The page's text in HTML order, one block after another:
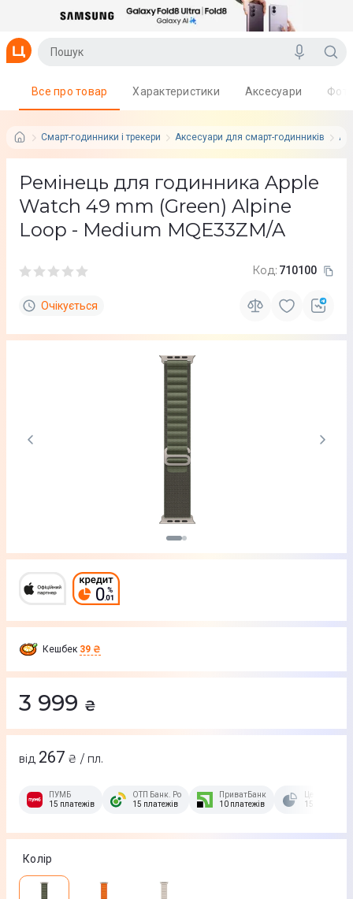
Смарт-годинники і трекери Аксесуари для смарт-годинників
Все про товар Характеристики Аксесуари
Ремінець для годинника Apple
Watch 49 mm (Green) Alpine
Loop - Medium MQE33ZM/A
Код: 710100
Очікується
Кешбек 39 ₴
3 999 ₴
від 267 ₴ / пл.
ПУМБ
15 платежів
ОТП Банк. Розстрочка Скибочка.
15 платежів
ПриватБанк
10 платежів
15 платежів
Колір